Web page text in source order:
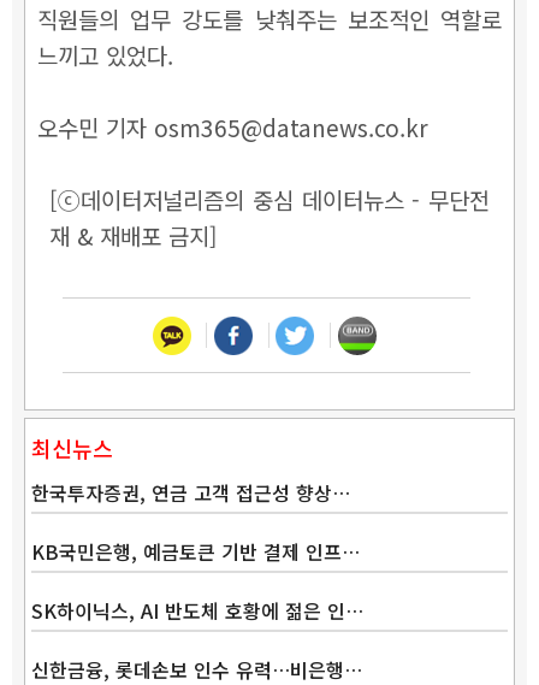
직원들의 업무 강도를 낮춰주는 보조적인 역할로
느끼고 있었다.
오수민 기자 osm365@datanews.co.kr
[ⓒ데이터저널리즘의 중심 데이터뉴스 - 무단전
재 & 재배포 금지]
최신뉴스
한국투자증권, 연금 고객 접근성 향상…
KB국민은행, 예금토큰 기반 결제 인프…
SK하이닉스, AI 반도체 호황에 젊은 인…
신한금융, 롯데손보 인수 유력…비은행…